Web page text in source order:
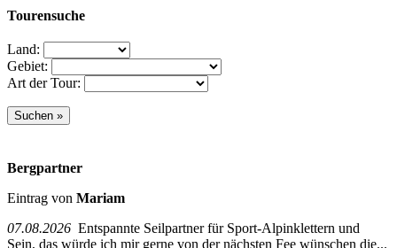
Tourensuche
Land:
Gebiet:
Art der Tour:
Bergpartner
Eintrag von Mariam
07.08.2026 Entspannte Seilpartner für Sport-Alpinklettern und
Sein, das würde ich mir gerne von der nächsten Fee wünschen die...